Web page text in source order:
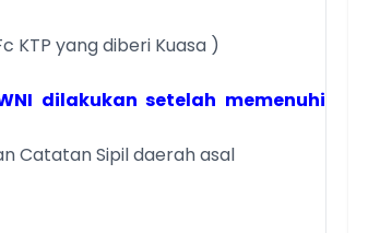
KTP yang diberi Kuasa )
dilakukan setelah memenuhi
Catatan Sipil daerah asal